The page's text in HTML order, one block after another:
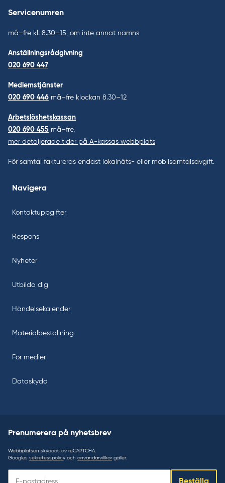
Servicenumren
må–fre kl. 8.30–15, om inte annat nämns
Anställningsrådgivning
020 690 447
Medlemstjänster
020 690 446 må–fre klockan 8.30–12
Arbetslöshetskassan
020 690 455 må–fre,
mer detaljerade tider på A-kassas webbplats
För samtal faktureras endast lokalnäts- eller mobilsamtalsavgift.
Navigera
Kontaktuppgifter
Respons
Nyheter
Utbilda dig
Händelsekalender
Materialbeställning
För medier
Dataskydd
Prenumerera på nyhetsbrev
Webbplatsen skyddas av reCAPTCHA.
Googles sekretesspolicy och användarvillkor gäller.